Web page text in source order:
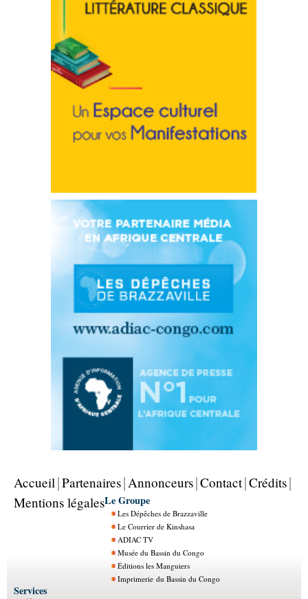
Accueil Partenaires Annonceurs Contact Crédits
Mentions légalesLe Groupe
Les Dépêches de Brazzaville
Le Courrier de Kinshasa
ADIAC TV
Musée du Bassin du Congo
Éditions les Manguiers
Imprimerie du Bassin du Congo
Services